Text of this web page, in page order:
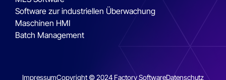
Software zur industriellen Überwachung
Maschinen HMI
Batch Management
ImpressumCopyright © 2024 Factory SoftwareDatenschutz